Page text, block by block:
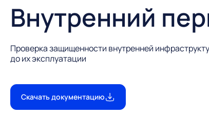
Внутренний
Проверка защищенности внутренней
до их эксплуатации
Скачать документацию